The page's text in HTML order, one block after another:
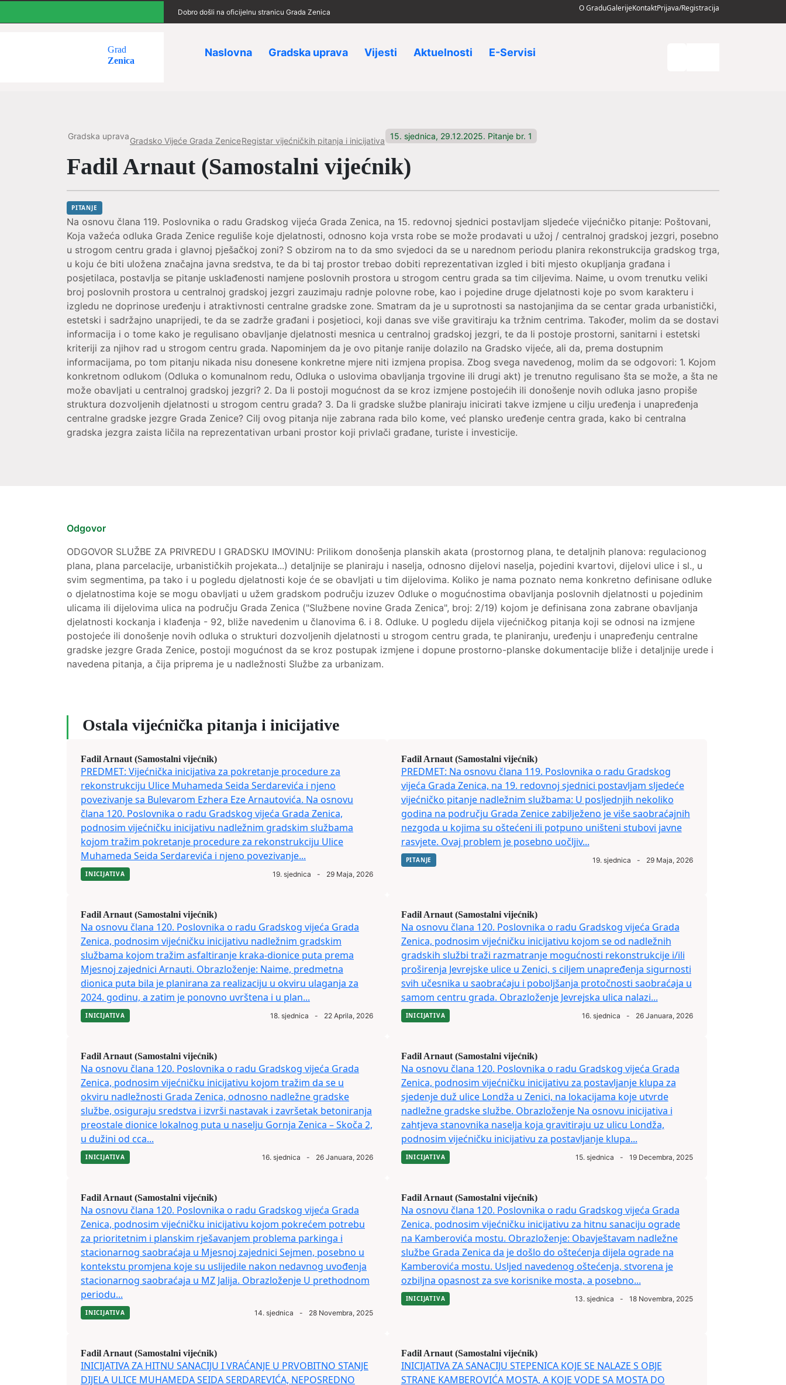
Dobro došli na oficijelnu stranicu Grada Zenica O GraduGalerijeKontaktPrijava/Registracija
Grad
Zenica
Naslovna Gradska uprava Vijesti Aktuelnosti E-Servisi
Gradska upravaGradsko Vijeće Grada ZeniceRegistar vijećničkih pitanja i inicijativa 15. sjednica, 29.12.2025. Pitanje br. 1
Fadil Arnaut (Samostalni vijećnik)
PITANJE
Na osnovu člana 119. Poslovnika o radu Gradskog vijeća Grada Zenica, na 15. redovnoj sjednici postavljam sljedeće vijećničko pitanje: Poštovani,
Koja važeća odluka Grada Zenice reguliše koje djelatnosti, odnosno koja vrsta robe se može prodavati u užoj / centralnoj gradskoj jezgri, posebno
u strogom centru grada i glavnoj pješačkoj zoni? S obzirom na to da smo svjedoci da se u narednom periodu planira rekonstrukcija gradskog trga,
u koju će biti uložena značajna javna sredstva, te da bi taj prostor trebao dobiti reprezentativan izgled i biti mjesto okupljanja građana i
posjetilaca, postavlja se pitanje usklađenosti namjene poslovnih prostora u strogom centru grada sa tim ciljevima. Naime, u ovom trenutku veliki
broj poslovnih prostora u centralnoj gradskoj jezgri zauzimaju radnje polovne robe, kao i pojedine druge djelatnosti koje po svom karakteru i
izgledu ne doprinose uređenju i atraktivnosti centralne gradske zone. Smatram da je u suprotnosti sa nastojanjima da se centar grada urbanistički,
estetski i sadržajno unaprijedi, te da se zadrže građani i posjetioci, koji danas sve više gravitiraju ka tržnim centrima. Također, molim da se dostavi
informacija i o tome kako je regulisano obavljanje djelatnosti mesnica u centralnoj gradskoj jezgri, te da li postoje prostorni, sanitarni i estetski
kriteriji za njihov rad u strogom centru grada. Napominjem da je ovo pitanje ranije dolazilo na Gradsko vijeće, ali da, prema dostupnim
informacijama, po tom pitanju nikada nisu donesene konkretne mjere niti izmjena propisa. Zbog svega navedenog, molim da se odgovori: 1. Kojom
konkretnom odlukom (Odluka o komunalnom redu, Odluka o uslovima obavljanja trgovine ili drugi akt) je trenutno regulisano šta se može, a šta ne
može obavljati u centralnoj gradskoj jezgri? 2. Da li postoji mogućnost da se kroz izmjene postojećih ili donošenje novih odluka jasno propiše
struktura dozvoljenih djelatnosti u strogom centru grada? 3. Da li gradske službe planiraju inicirati takve izmjene u cilju uređenja i unapređenja
centralne gradske jezgre Grada Zenice? Cilj ovog pitanja nije zabrana rada bilo kome, već plansko uređenje centra grada, kako bi centralna
gradska jezgra zaista ličila na reprezentativan urbani prostor koji privlači građane, turiste i investicije.
Odgovor
ODGOVOR SLUŽBE ZA PRIVREDU I GRADSKU IMOVINU: Prilikom donošenja planskih akata (prostornog plana, te detaljnih planova: regulacionog
plana, plana parcelacije, urbanističkih projekata...) detaljnije se planiraju i naselja, odnosno dijelovi naselja, pojedini kvartovi, dijelovi ulice i sl., u
svim segmentima, pa tako i u pogledu djelatnosti koje će se obavljati u tim dijelovima. Koliko je nama poznato nema konkretno definisane odluke
o djelatnostima koje se mogu obavljati u užem gradskom području izuzev Odluke o mogućnostima obavljanja poslovnih djelatnosti u pojedinim
ulicama ili dijelovima ulica na području Grada Zenica ("Službene novine Grada Zenica", broj: 2/19) kojom je definisana zona zabrane obavljanja
djelatnosti kockanja i klađenja - 92, bliže navedenim u članovima 6. i 8. Odluke. U pogledu dijela vijećničkog pitanja koji se odnosi na izmjene
postojeće ili donošenje novih odluka o strukturi dozvoljenih djelatnosti u strogom centru grada, te planiranju, uređenju i unapređenju centralne
gradske jezgre Grada Zenice, postoji mogućnost da se kroz postupak izmjene i dopune prostorno-planske dokumentacije bliže i detaljnije urede i
navedena pitanja, a čija priprema je u nadležnosti Službe za urbanizam.
Ostala vijećnička pitanja i inicijative
Fadil Arnaut (Samostalni vijećnik)
PREDMET: Vijećnička inicijativa za pokretanje procedure za
rekonstrukciju Ulice Muhameda Seida Serdarevića i njeno
povezivanje sa Bulevarom Ezhera Eze Arnautovića. Na osnovu
člana 120. Poslovnika o radu Gradskog vijeća Grada Zenica,
podnosim vijećničku inicijativu nadležnim gradskim službama
kojom tražim pokretanje procedure za rekonstrukciju Ulice
Muhameda Seida Serdarevića i njeno povezivanje...
INICIJATIVA 19. sjednica - 29 Maja, 2026
Fadil Arnaut (Samostalni vijećnik)
PREDMET: Na osnovu člana 119. Poslovnika o radu Gradskog
vijeća Grada Zenica, na 19. redovnoj sjednici postavljam sljedeće
vijećničko pitanje nadležnim službama: U posljednjih nekoliko
godina na području Grada Zenice zabilježeno je više saobraćajnih
nezgoda u kojima su oštećeni ili potpuno uništeni stubovi javne
rasvjete. Ovaj problem je posebno uočljiv...
PITANJE 19. sjednica - 29 Maja, 2026
Fadil Arnaut (Samostalni vijećnik)
Na osnovu člana 120. Poslovnika o radu Gradskog vijeća Grada
Zenica, podnosim vijećničku inicijativu nadležnim gradskim
službama kojom tražim asfaltiranje kraka-dionice puta prema
Mjesnoj zajednici Arnauti. Obrazloženje: Naime, predmetna
dionica puta bila je planirana za realizaciju u okviru ulaganja za
2024. godinu, a zatim je ponovno uvrštena i u plan...
INICIJATIVA 18. sjednica - 22 Aprila, 2026
Fadil Arnaut (Samostalni vijećnik)
Na osnovu člana 120. Poslovnika o radu Gradskog vijeća Grada
Zenica, podnosim vijećničku inicijativu kojom se od nadležnih
gradskih službi traži razmatranje mogućnosti rekonstrukcije i/ili
proširenja Jevrejske ulice u Zenici, s ciljem unapređenja sigurnosti
svih učesnika u saobraćaju i poboljšanja protočnosti saobraćaja u
samom centru grada. Obrazloženje Jevrejska ulica nalazi...
INICIJATIVA 16. sjednica - 26 Januara, 2026
Fadil Arnaut (Samostalni vijećnik)
Na osnovu člana 120. Poslovnika o radu Gradskog vijeća Grada
Zenica, podnosim vijećničku inicijativu kojom tražim da se u
okviru nadležnosti Grada Zenica, odnosno nadležne gradske
službe, osiguraju sredstva i izvrši nastavak i završetak betoniranja
preostale dionice lokalnog puta u naselju Gornja Zenica – Skoča 2,
u dužini od cca...
INICIJATIVA 16. sjednica - 26 Januara, 2026
Fadil Arnaut (Samostalni vijećnik)
Na osnovu člana 120. Poslovnika o radu Gradskog vijeća Grada
Zenica, podnosim vijećničku inicijativu za postavljanje klupa za
sjedenje duž ulice Londža u Zenici, na lokacijama koje utvrde
nadležne gradske službe. Obrazloženje Na osnovu inicijativa i
zahtjeva stanovnika naselja koja gravitiraju uz ulicu Londža,
podnosim vijećničku inicijativu za postavljanje klupa...
INICIJATIVA 15. sjednica - 19 Decembra, 2025
Fadil Arnaut (Samostalni vijećnik)
Na osnovu člana 120. Poslovnika o radu Gradskog vijeća Grada
Zenica, podnosim vijećničku inicijativu kojom pokrećem potrebu
za prioritetnim i planskim rješavanjem problema parkinga i
stacionarnog saobraćaja u Mjesnoj zajednici Sejmen, posebno u
kontekstu promjena koje su uslijedile nakon nedavnog uvođenja
stacionarnog saobraćaja u MZ Jalija. Obrazloženje U prethodnom
periodu...
INICIJATIVA 14. sjednica - 28 Novembra, 2025
Fadil Arnaut (Samostalni vijećnik)
Na osnovu člana 120. Poslovnika o radu Gradskog vijeća Grada
Zenica, podnosim vijećničku inicijativu za hitnu sanaciju ograde
na Kamberovića mostu. Obrazloženje: Obavještavam nadležne
službe Grada Zenica da je došlo do oštećenja dijela ograde na
Kamberovića mostu. Usljed navedenog oštećenja, stvorena je
ozbiljna opasnost za sve korisnike mosta, a posebno...
INICIJATIVA 13. sjednica - 18 Novembra, 2025
Fadil Arnaut (Samostalni vijećnik)
INICIJATIVA ZA HITNU SANACIJU I VRAĆANJE U PRVOBITNO STANJE
DIJELA ULICE MUHAMEDA SEIDA SERDAREVIĆA, NEPOSREDNO
Fadil Arnaut (Samostalni vijećnik)
INICIJATIVA ZA SANACIJU STEPENICA KOJE SE NALAZE S OBJE
STRANE KAMBEROVIĆA MOSTA, A KOJE VODE SA MOSTA DO